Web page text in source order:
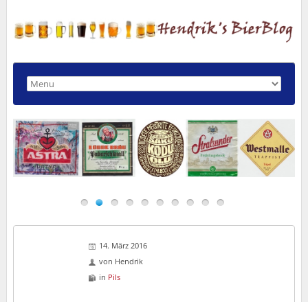
14. März 2016
von Hendrik
in Pils